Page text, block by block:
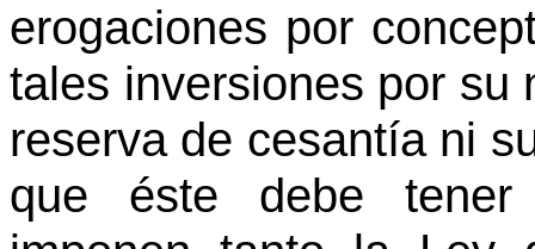
erogaciones por
tales inversiones por su
reserva de cesantía ni
que éste debe